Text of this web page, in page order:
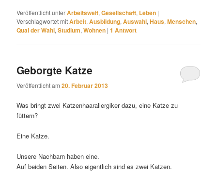
Veröffentlicht unterArbeitswelt,Gesellschaft, Leben |
Verschlagwortet mitArbeit,Ausbildung,Auswahl,Haus,Menschen,
Qual der Wahl,Studium,Wohnen |1 Antwort
Geborgte Katze
Veröffentlicht am20. Februar 2013
Was bringt zwei Katzenhaarallergiker dazu, eine Katze zu
füttern?
Eine Katze.
Unsere Nachbarn haben eine.
Auf beiden Seiten. Also eigentlich sind es zwei Katzen.